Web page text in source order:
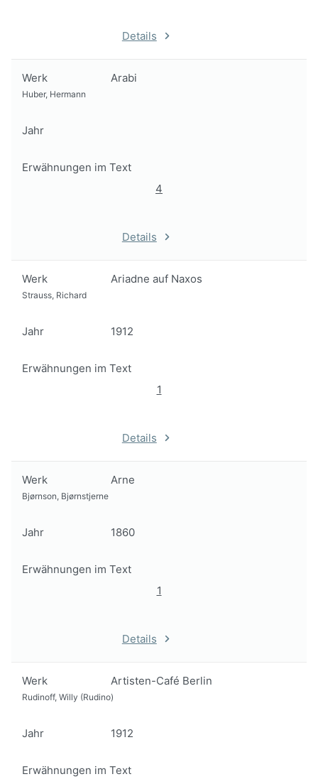
Details
Werk Arabi
Huber, Hermann
Jahr
Erwähnungen im Text
4
Details
Werk Ariadne auf Naxos
Strauss, Richard
Jahr 1912
Erwähnungen im Text
1
Details
Werk Arne
Bjørnson, Bjørnstjerne
Jahr 1860
Erwähnungen im Text
1
Details
Werk Artisten-Café Berlin
Rudinoff, Willy (Rudino)
Jahr 1912
Erwähnungen im Text